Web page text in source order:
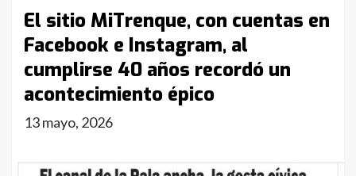
El sitio MiTrenque, con cuentas en
Facebook e Instagram, al
cumplirse 40 años recordó un
acontecimiento épico
13 mayo, 2026